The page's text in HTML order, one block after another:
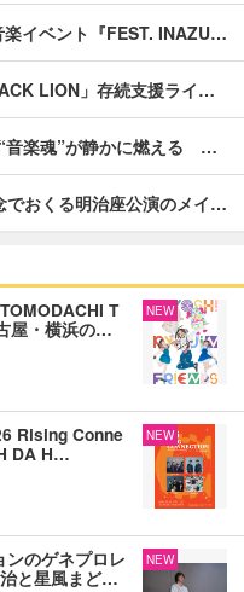
イベント『FEST. INAZU…
LION」存続支援ライ…
音楽魂”が静かに燃える …
でおくる明治座公演のメイ…
T
屋・横浜の…
NEW
Rising Conne
DA H…
NEW
ンのゲネプロレ
と星風まど…
NEW